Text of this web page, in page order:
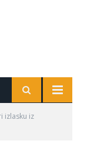
izlasku iz